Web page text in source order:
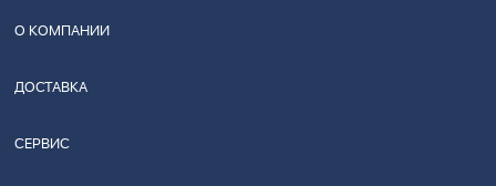
О КОМПАНИИ
ДОСТАВКА
СЕРВИС